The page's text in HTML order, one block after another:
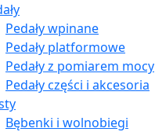
Pedały wpinane
Pedały platformowe
Pedały z pomiarem mocy
Pedały części i akcesoria
Bębenki i wolnobiegi